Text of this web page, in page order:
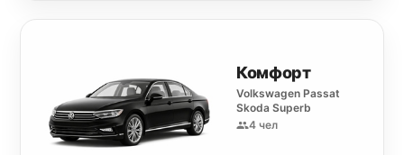
Комфорт
Volkswagen Passat
Skoda Superb
4 чел